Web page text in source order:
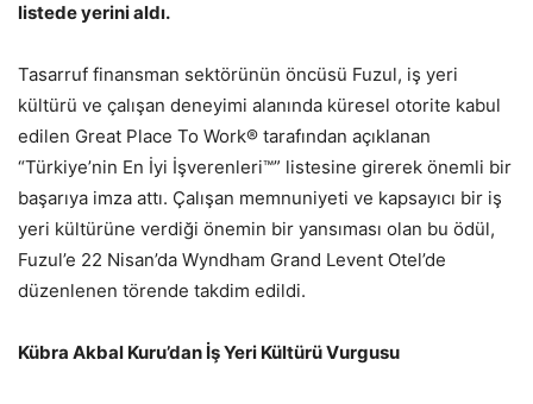
listede yerini aldı.
Tasarruf finansman sektörünün öncüsü Fuzul, iş yeri
kültürü ve çalışan deneyimi alanında küresel otorite kabul
edilen Great Place To Work® tarafından açıklanan
“Türkiye’nin En İyi İşverenleri™” listesine girerek önemli bir
başarıya imza attı. Çalışan memnuniyeti ve kapsayıcı bir iş
yeri kültürüne verdiği önemin bir yansıması olan bu ödül,
Fuzul’e 22 Nisan’da Wyndham Grand Levent Otel’de
düzenlenen törende takdim edildi.
Kübra Akbal Kuru’dan İş Yeri Kültürü Vurgusu